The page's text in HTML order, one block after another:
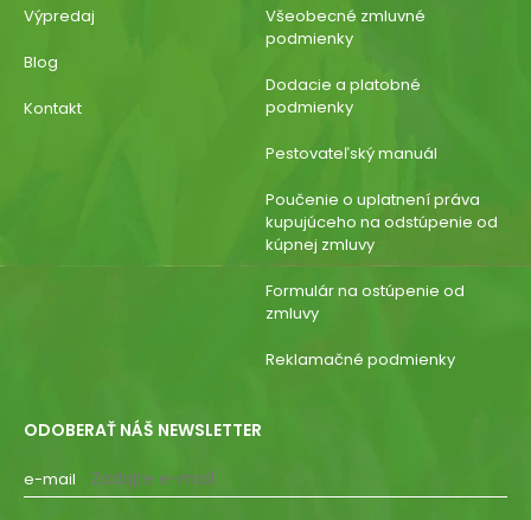
Výpredaj
Blog
Kontakt
Všeobecné zmluvné
podmienky
Dodacie a platobné
podmienky
Pestovateľský manuál
Poučenie o uplatnení práva
kupujúceho na odstúpenie od
kúpnej zmluvy
Formulár na ostúpenie od
zmluvy
Reklamačné podmienky
ODOBERAŤ NÁŠ NEWSLETTER
e-mail